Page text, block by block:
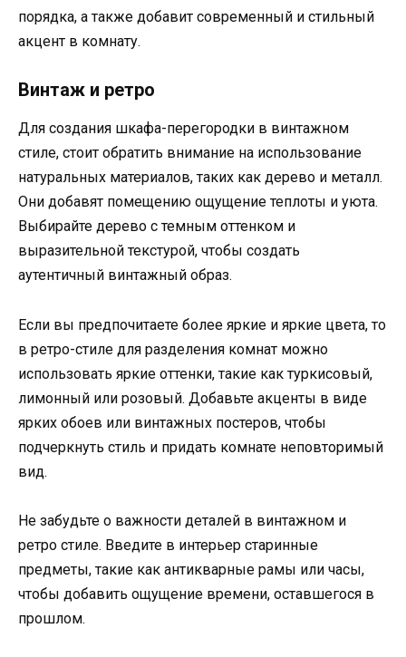
порядка, а также добавит современный и стильный
акцент в комнату.
Винтаж и ретро
Для создания шкафа-перегородки в винтажном
стиле, стоит обратить внимание на использование
натуральных материалов, таких как дерево и металл.
Они добавят помещению ощущение теплоты и уюта.
Выбирайте дерево с темным оттенком и
выразительной текстурой, чтобы создать
аутентичный винтажный образ.
Если вы предпочитаете более яркие и яркие цвета, то
в ретро-стиле для разделения комнат можно
использовать яркие оттенки, такие как туркисовый,
лимонный или розовый. Добавьте акценты в виде
ярких обоев или винтажных постеров, чтобы
подчеркнуть стиль и придать комнате неповторимый
вид.
Не забудьте о важности деталей в винтажном и
ретро стиле. Введите в интерьер старинные
предметы, такие как антикварные рамы или часы,
чтобы добавить ощущение времени, оставшегося в
прошлом.